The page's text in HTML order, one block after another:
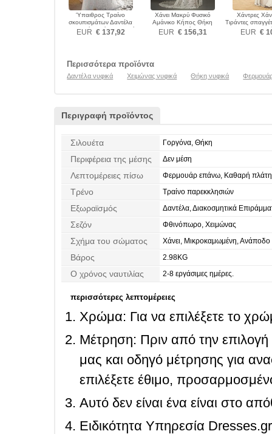
Ύπαιθρος Τραίνο
σκουπισμάτων Δαντέλα
Φερμουάρ επάνω Νυφικά
EUR € 137,92
Χάνει Μακρύ Φυσικό
Αμάνικο Κήπος Θήκη
Νυφικά
EUR € 156,31
Χάντρες
Τιράντες
EUR €
Περισσότερα προϊόντα
Δαντέλα νυφικά Χειμώνας νυφικά Θήκη νυφικά
Περιγραφή προϊόντος
Σιλουέτα Γοργόνα, Θήκη
Περιφέρεια της μέσης Δεν μέση
Λεπτομέρειες πίσω Φερμουάρ επάνω, Καθαρή πλάτη
Τρένο Τραίνο παρεκκλησιών
Εξωραϊσμός Δαντέλα, Διακοσμητικά
Σεζόν Φθινόπωρο, Χειμώνας
Σχήμα του σώματος Χάνει, Μικροκαμωμένη, Ανάποδο
Βάρος 2.98KG
Ο χρόνος ναυτιλίας 2-8 εργάσιμες ημέρες.
περισσότερες λεπτομέρειες
Χρώμα: Για να επιλέξετε το
Μέτρηση: Πριν από την
μας και οδηγό μέτρησης για
επιλέξετε έθιμο,
Αυτό δεν είναι ένα είναι στο
Ειδικότητα Υπηρεσία